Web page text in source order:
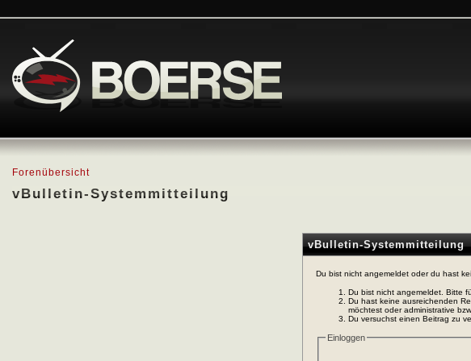
Forenübersicht
vBulletin-Systemmitteilung
vBulletin-Systemmitteilung
Du bist nicht angemeldet oder du hast
Du bist nicht angemeldet. Bitte
Du hast keine ausreichenden
möchtest oder administrative
Du versuchst einen Beitrag zu
Einloggen